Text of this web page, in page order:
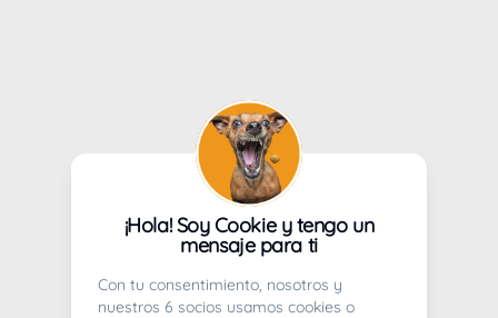
¡Hola! Soy Cookie y tengo un
mensaje para ti
Con tu consentimiento, nosotros y
nuestros 6 socios usamos cookies o